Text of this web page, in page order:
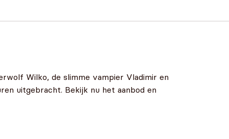
Wilko, de slimme vampier Vladimir en
uitgebracht. Bekijk nu het aanbod en